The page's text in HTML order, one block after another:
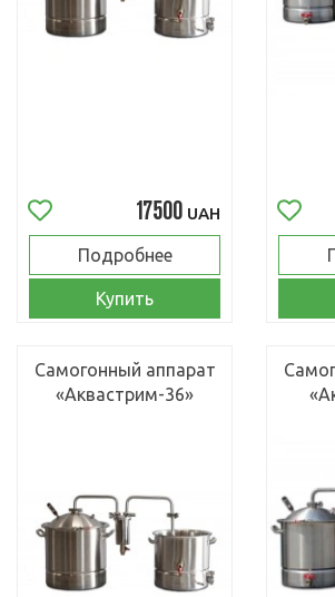
17500 UAH
Подробнее
Купить
Самогонный аппарат
«Аквастрим-36»